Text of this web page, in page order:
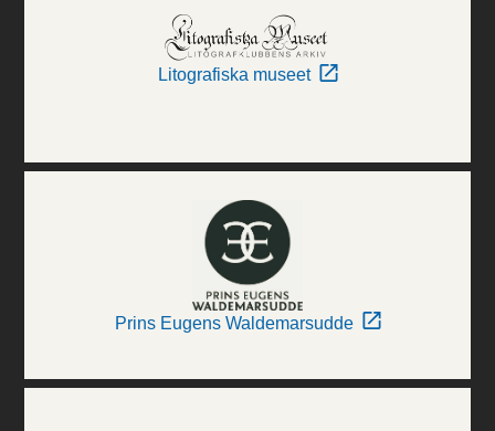
Litografiska museet
Prins Eugens Waldemarsudde